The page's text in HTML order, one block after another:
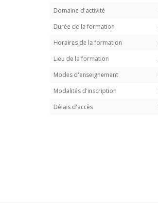
Domaine d'activité
Durée de la formation
Horaires de la formation
Lieu de la formation
Modes d'enseignement
Modalités d'inscription
Délais d'accès